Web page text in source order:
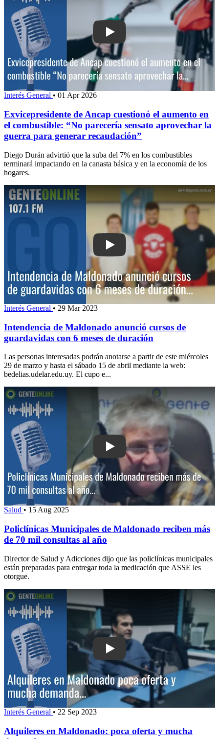
Play: Exvicepresidente de Ancap
Interés General • 01 Apr 2026
Exvicepresidente de Ancap cuestionó el aumento en
el combustible: “No parecería sensato aprovechar la
guerra para generar recaudación”
Diego Durán advirtió que la suba del 7% en los combustibles
terminará impactando en la canasta básica y en la economía de los
hogares.
Play: Intendencia de Maldonado
Interés General • 29 Mar 2023
Intendencia de Maldonado anunció cursos de
guardavidas con 6 meses de duración
Las personas interesadas podrán anotarse a partir de este miércoles
29 de marzo y hasta el sábado 15 de abril mediante la web:
bedelias.udelar.edu.uy. El cupo e...
Play: Policlínicas Municipales de
Salud • 15 Aug 2025
Policlínicas Municipales de Maldonado reciben más
de 70 mil consultas al año
Director de Salud y Adicciones dijo que las policlínicas municipales
están preparadas para entregar toda la medicación que ASSE les
otorgue.
Play: Alquileres en Maldonado: poca
Interés General • 22 Sep 2023
Alquileres en Maldonado: poca oferta y mucha